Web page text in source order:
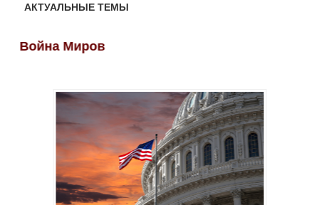
АКТУАЛЬНЫЕ ТЕМЫ
Война Миров